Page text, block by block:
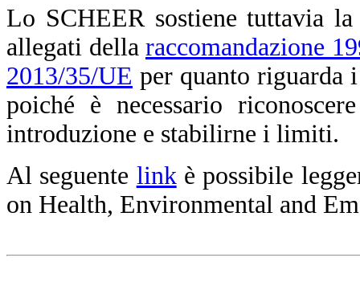
Lo SCHEER sostiene tuttavia
allegati della raccomandazione
2013/35/UE per quanto riguarda
poiché è necessario
introduzione e stabilirne i limiti.
Al seguente link è possibile
on Health, Environmental and